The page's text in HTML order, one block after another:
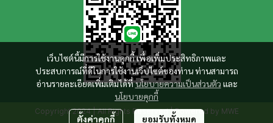
เว็บไซต์นี้มีการใช้งานคุกกี้ เพื่อเพิ่มประสิทธิภาพและ
ประสบการณ์ที่ดีในการใช้งานเว็บไซต์ของท่าน ท่านสามารถ
อ่านรายละเอียดเพิ่มเติมได้ที่นโยบายความเป็นส่วนตัว และ
นโยบายคุกกี้
ตั้งค่าคุกกี้ ยอมรับทั้งหมด
Copyright 2024 | All Rights Reserved | Powered by MWE